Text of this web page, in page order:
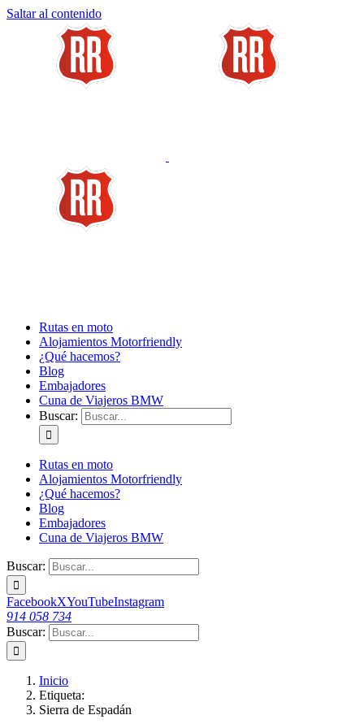
Saltar al contenido
Rutas en moto
Alojamientos Motorfriendly
¿Qué hacemos?
Blog
Embajadores
Cuna de Viajeros BMW
Buscar:
Rutas en moto
Alojamientos Motorfriendly
¿Qué hacemos?
Blog
Embajadores
Cuna de Viajeros BMW
Buscar:
FacebookXYouTubeInstagram
914 058 734
Buscar:
Inicio
Etiqueta:
Sierra de Espadán